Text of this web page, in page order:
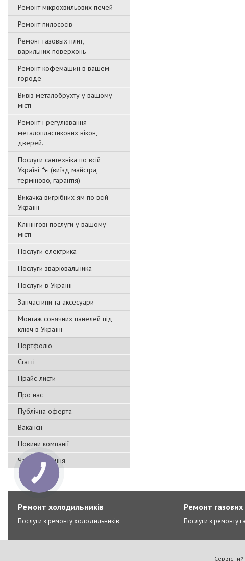
Ремонт мікрохвильових печей
Ремонт пилососів
Ремонт газовых плит,
варильних поверхонь
Ремонт кофемашин в вашем
городе
Вивіз металобрухту у вашому
місті
Ремонт і регулювання
металопластикових вікон,
дверей.
Послуги сантехніка по всій
Україні 🔧 (виїзд майстра,
терміново, гарантія)
Викачка вигрібних ям по всій
Україні
Клінінгові послуги у вашому
місті
Послуги електрика
Послуги зварювальника
Послуги в Україні
Запчастини та аксесуари
Монтаж сонячних панелей під
ключ в Україні
Портфоліо
Статті
Прайс-листи
Про нас
Публічна оферта
Вакансії
Новини компанії
Часті запитання
Ремонт холодильників
Послуги з ремонту холодильників
Ремонт газових
Послуги з ремонту